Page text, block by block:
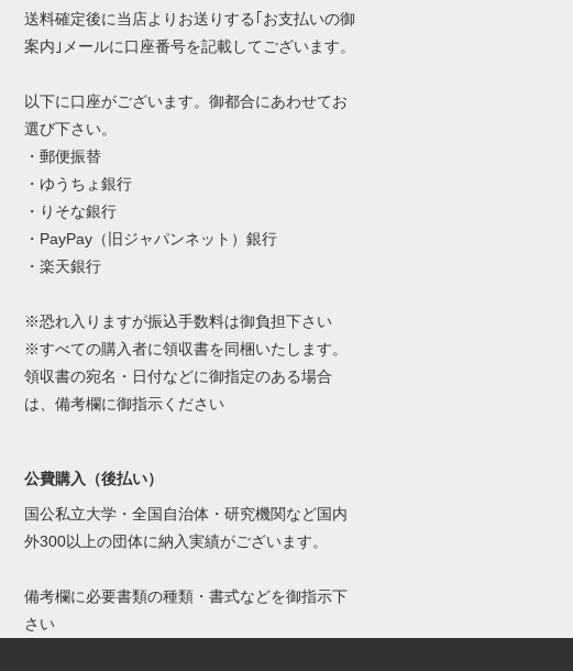
送料確定後に当店よりお送りする｢お支払いの御
案内｣メールに口座番号を記載してございます。
以下に口座がございます。御都合にあわせてお
選び下さい。
・郵便振替
・ゆうちょ銀行
・りそな銀行
・PayPay（旧ジャパンネット）銀行
・楽天銀行
※恐れ入りますが振込手数料は御負担下さい
※すべての購入者に領収書を同梱いたします。
領収書の宛名・日付などに御指定のある場合
は、備考欄に御指示ください
公費購入（後払い）
国公私立大学・全国自治体・研究機関など国内
外300以上の団体に納入実績がございます。
備考欄に必要書類の種類・書式などを御指示下
さい